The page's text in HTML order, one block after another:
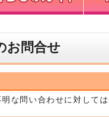
お問合せ
な問い合わせに対して